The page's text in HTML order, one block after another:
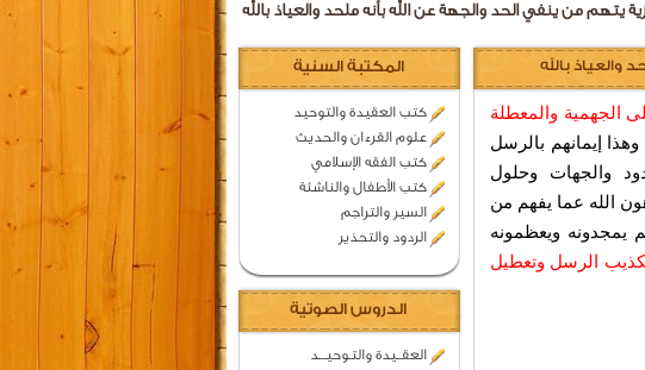
يتهم من ينفي الحد والجهة عن الله بأنه ملحد والعياذ بالله
المكتبة السنية
كتب العقيدة والتوحيد
علوم القرءان والحديث
كتب الفقه الإسلامي
كتب الأطفال والناشئة
السير والتراجم
الردود والتحذير
الدروس الصوتية
العقــيدة والتـوحيـــد
والعياذ بالله
الجهمية والمعطلة
وهذا إيمانهم بالرسل
والجهات وحلول
الله عما يفهم من
يمجدونه ويعظمونه
الرسل وتعطيل